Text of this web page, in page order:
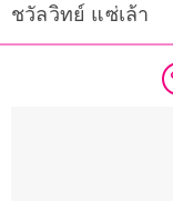
ชวัลวิทย์ แซ่เล้า